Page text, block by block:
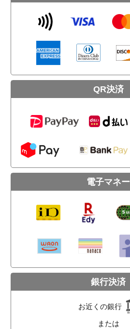
QR決済
電子マネー
銀行決済
お近くの銀行
または